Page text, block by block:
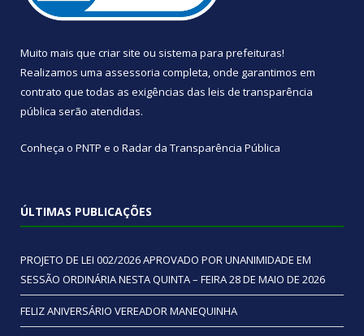
Muito mais que criar site ou sistema para prefeituras!
Realizamos uma assessoria completa, onde garantimos em
contrato que todas as exigências das leis de transparência
pública serão atendidas.
Conheça o PNTP e o Radar da Transparência Pública
ÚLTIMAS PUBLICAÇÕES
PROJETO DE LEI 002/2026 APROVADO POR UNANIMIDADE EM
SESSÃO ORDINÁRIA NESTA QUINTA – FEIRA 28 DE MAIO DE 2026
FELIZ ANIVERSÁRIO VEREADOR MANEQUINHA